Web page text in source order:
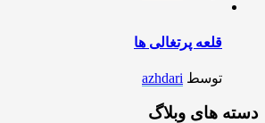
قلعه پرتغالی ها
توسط azhdari
دسته های وبلاگ